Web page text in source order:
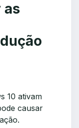
as
10 ativam
causar